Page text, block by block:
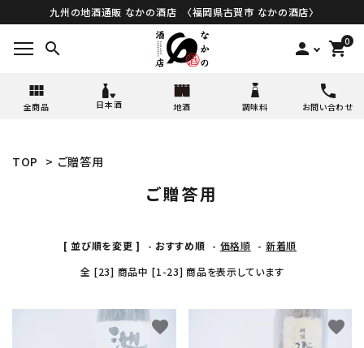
九州の地酒通販 なかの酒店 〈福岡県古賀市 なかの酒店〉
search person 0
shopping_cart
全商品 日本酒 地酒 調味料 お問い合わせ
TOP > ご贈答用
ご贈答用
[ 並び順を変更 ] - おすすめ順 - 価格順 - 新着順
全 [23] 商品中 [1-23] 商品を表示しています
favorite favorite